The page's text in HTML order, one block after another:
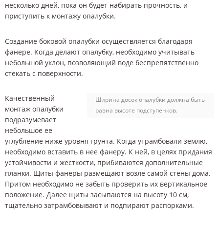
несколько дней, пока он будет набирать прочность, и
приступить к монтажу опалубки.
Создание боковой опалубки осуществляется благодаря
фанере. Когда делают опалубку, необходимо учитывать
небольшой уклон, позволяющий воде беспрепятственно
стекать с поверхности.
Ширина досок опалубки должна быть
равна высоте подступенков.
Качественный
монтаж опалубки
подразумевает
небольшое ее
углубление ниже уровня грунта. Когда утрамбовали землю,
необходимо вставить в нее фанеру. К ней, в целях придания
устойчивости и жесткости, прибиваются дополнительные
планки. Щиты фанеры размещают возле самой стены дома.
Притом необходимо не забыть проверить их вертикальное
положение. Далее щиты засыпаются на высоту 10 см,
тщательно затрамбовывают и подпирают распорками.